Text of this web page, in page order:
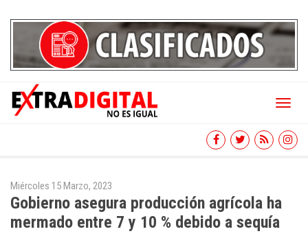
Toggle
Miércoles 15 Marzo, 2023
Gobierno asegura producción agrícola ha
mermado entre 7 y 10 % debido a sequía